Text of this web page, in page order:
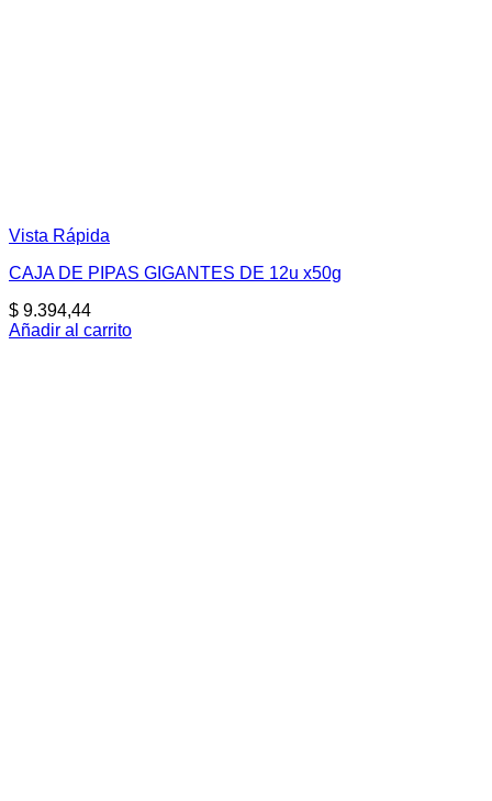
Vista Rápida
CAJA DE PIPAS GIGANTES DE 12u x50g
$ 9.394,44
Añadir al carrito